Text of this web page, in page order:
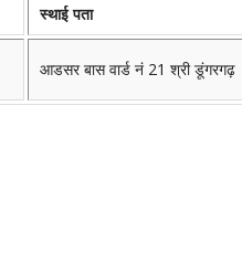
स्थाई पता
आडसर बास वार्ड नं 21 श्री डूंगरगढ़